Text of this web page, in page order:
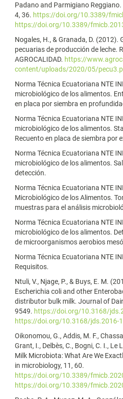
Padano and Parmigiano
4, 36. https://doi.org/10.3389/
https://doi.org/10.3389/
Nogales, H., & Granada, D. (2012).
pecuarias de producción de leche.
AGROCALIDAD. https://
content/uploads/2020/05/
Norma Técnica Ecuatoriana NTE
microbiológico de los alimentos.
en placa por siembra en
Norma Técnica Ecuatoriana NTE
microbiológico de los alimentos.
Recuento en placa de siembra por
Norma Técnica Ecuatoriana NTE
microbiológico de los alimentos.
detección.
Norma Técnica Ecuatoriana NTE
Microbiológico de los Alimentos.
muestras para el análisis
Norma Técnica Ecuatoriana NTE
microbiológico de los alimentos.
de microorganismos aerobios
Norma Técnica Ecuatoriana NTE
Requisitos.
Ntuli, V., Njage, P., & Buys, E. M.
Escherichia coli and other
distributor bulk milk. Journal of
9549. https://doi.org/10.3168/
https://doi.org/10.3168/jds.2016-
Oikonomou, G., Addis, M. F.,
Grant, I., Delbès, C., Bogni, C. I., Le
Milk Microbiota: What Are We
in microbiology, 11, 60.
https://doi.org/10.3389/
https://doi.org/10.3389/